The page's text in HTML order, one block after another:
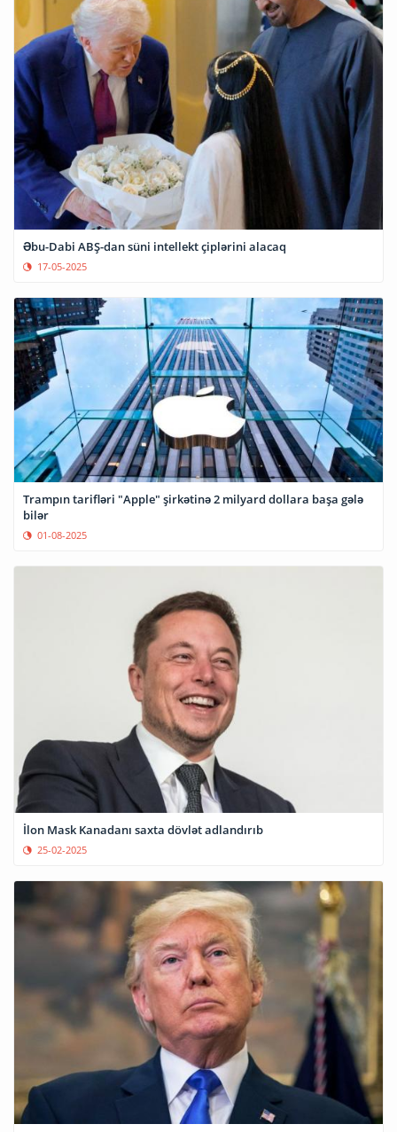
Əbu-Dabi ABŞ-dan süni intellekt çiplərini alacaq
17-05-2025
Trampın tarifləri "Apple" şirkətinə 2 milyard dollara başa gələ
bilər
01-08-2025
İlon Mask Kanadanı saxta dövlət adlandırıb
25-02-2025